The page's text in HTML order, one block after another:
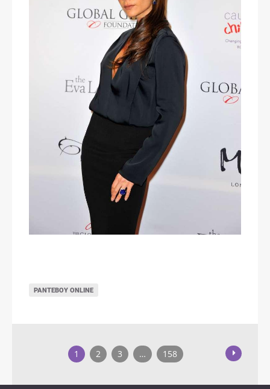
ΡΑΝΤΕΒΟΎ ONLINE
1 2 3 … 158